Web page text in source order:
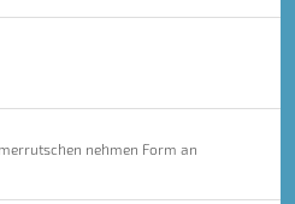
nehmen Form an